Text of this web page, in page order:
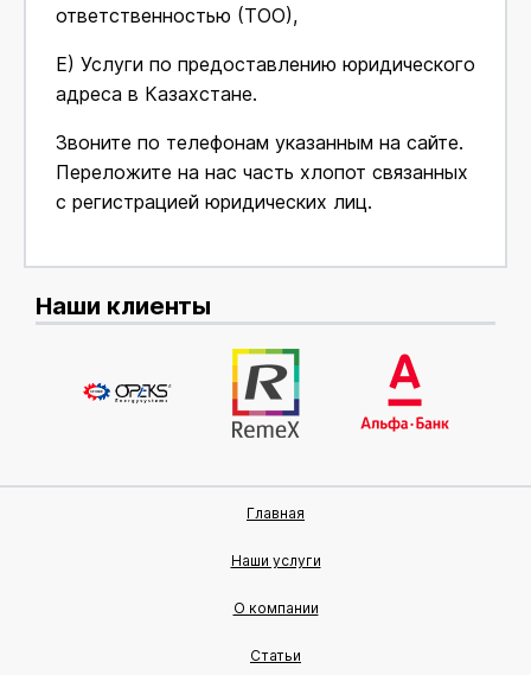
ответственностью (ТОО),
E) Услуги по предоставлению юридического
адреса в Казахстане.
Звоните по телефонам указанным на сайте.
Переложите на нас часть хлопот связанных
с регистрацией юридических лиц.
Наши клиенты
Главная
Наши услуги
О компании
Статьи